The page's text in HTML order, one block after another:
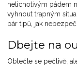
nelichotivým pádem
vyhnout trapným
pár tipů, jak
Dbejte na
Oblečte se pečlivě,